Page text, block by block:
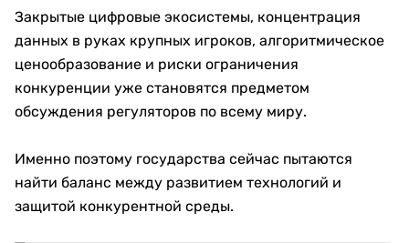
Закрытые цифровые экосистемы, концентрация
данных в руках крупных игроков, алгоритмическое
ценообразование и риски ограничения
конкуренции уже становятся предметом
обсуждения регуляторов по всему миру.
Именно поэтому государства сейчас пытаются
найти баланс между развитием технологий и
защитой конкурентной среды.